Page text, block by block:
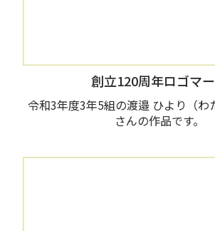
創立120周年ロゴマ
令和3年度3年5組の渡邉 ひより（わ
さんの作品です。